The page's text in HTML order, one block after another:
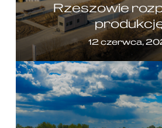
Rzeszowie
12 czerwca,